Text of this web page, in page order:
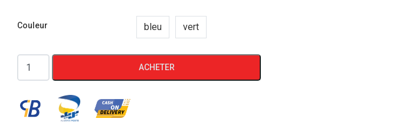
Couleur bleu vert
quantité
de
best
ACHETER